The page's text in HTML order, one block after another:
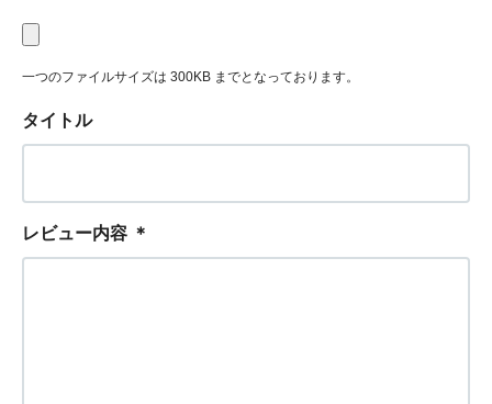
一つのファイルサイズは 300KB までとなっております。
タイトル
レビュー内容 ＊